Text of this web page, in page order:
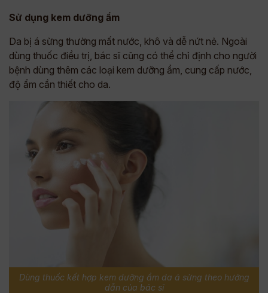
Sử dụng kem dưỡng ẩm
Da bị á sừng thường mất nước, khô và dễ nứt nẻ. Ngoài
dùng thuốc điều trị, bác sĩ cũng có thể chỉ định cho người
bệnh dùng thêm các loại kem dưỡng ẩm, cung cấp nước,
độ ẩm cần thiết cho da.
Dùng thuốc kết hợp kem dưỡng ẩm da á sừng theo hướng
dẫn của bác sĩ